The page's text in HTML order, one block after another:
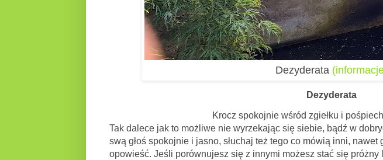
Dezyderata
Dezyderata
Krocz spokojnie wśród zgiełku i pośpiechu -
Tak dalece jak to możliwe nie wyrzekając się siebie, bądź w
swą głoś spokojnie i jasno, słuchaj też tego co mówią inni, nawet
opowieść. Jeśli porównujesz się z innymi możesz stać się próżny